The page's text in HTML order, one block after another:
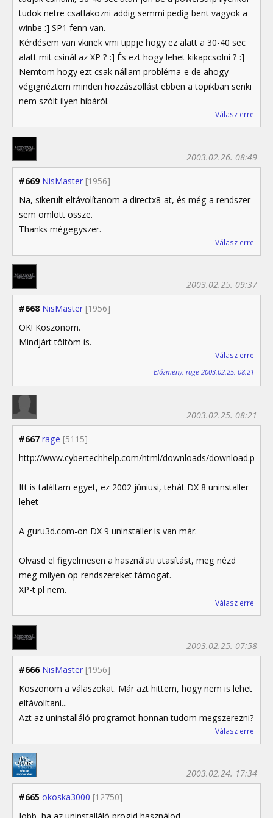
tudok netre csatlakozni addig semmi pedig bent vagyok a
winbe :] SP1 fenn van.
Kérdésem van vkinek vmi tippje hogy ez alatt a 30-40 sec
alatt mit csinál az XP ? :] És ezt hogy lehet kikapcsolni ? :]
Nemtom hogy ezt csak nállam probléma-e de ahogy
végignéztem minden hozzászollást ebben a topikban senki
nem szólt ilyen hibáról.
Válasz erre
#669 NisMaster [1956]
2003.02.26. 08:49
Na, sikerült eltávolítanom a directx8-at, és még a rendszer
sem omlott össze.
Thanks mégegyszer.
Válasz erre
#668 NisMaster [1956]
2003.02.25. 09:37
OK! Köszönöm.
Mindjárt töltöm is.
Válasz erre
Előzmény: rage 2003.02.25. 08:21
#667 rage [5115]
2003.02.25. 08:21
http://www.cybertechhelp.com/html/downloads/download.php/
Itt is találtam egyet, ez 2002 júniusi, tehát DX 8 uninstaller
lehet
A guru3d.com-on DX 9 uninstaller is van már.
Olvasd el figyelmesen a használati utasítást, meg nézd
meg milyen op-rendszereket támogat.
XP-t pl nem.
Válasz erre
#666 NisMaster [1956]
2003.02.25. 07:58
Köszönöm a válaszokat. Már azt hittem, hogy nem is lehet
eltávolítani...
Azt az uninstalláló programot honnan tudom megszerezni?
Válasz erre
#665 okoska3000 [12750]
2003.02.24. 17:34
Jobb, ha az uninstalláló progid használod...